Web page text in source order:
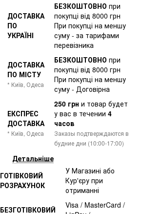
ДОСТАВКА
ПО
УКРАЇНІ
БЕЗКОШТОВНО при
покупці від 8000 грн
При покупці на меншу
суму - за тарифами
перевізника
ДОСТАВКА
ПО МІСТУ
* Київ, Одеса
БЕЗКОШТОВНО при
покупці від 8000 грн
При покупці на меншу
суму - Договірна
ЕКСПРЕС
ДОСТАВКА
* Київ, Одеса
250 грн и товар будет
у вас в течении 4
часов
Заказы подтверждаются в
будние дни (10:00-17:00)
Детальніше
ГОТІВКОВИЙ
РОЗРАХУНОК
У Магазині або
Кур'єру при
отриманні
БЕЗГОТІВКОВИЙ
Visa / MasterCard /